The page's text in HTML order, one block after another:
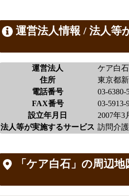
運営法人情報 / 法人等
運営法人
ケア白
住所
東京都
電話番号
03-6380-
FAX番号
03-5913-
設立年月日
2007年3
法人等が実施するサービス 訪問介護
「ケア白石」の周辺地